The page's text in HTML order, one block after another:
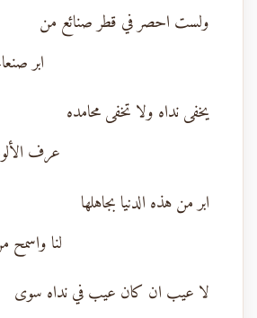
ولست احصر في قطر صنائع من
ابر
يخفى نداه ولا تخفى محامده
عرف
ابر من هذه الدنيا بجاهلها
لنا
لا عيب ان كان عيب في نداه سوى